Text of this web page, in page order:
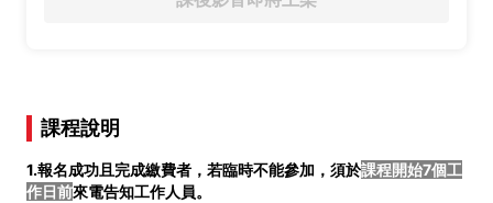
課程說明
1.報名成功且完成繳費者，若臨時不能參加，須於課程開始7個工
作日前來電告知工作人員。